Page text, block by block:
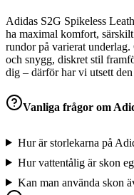
Adidas S2G Spikeless
ha maximal komfort,
rundor på varierat
och snygg, diskret stil
dig – därför har vi utsett
Vanliga frågor om
Hur är storlekarna på
Hur vattentålig är skon
Kan man använda skon